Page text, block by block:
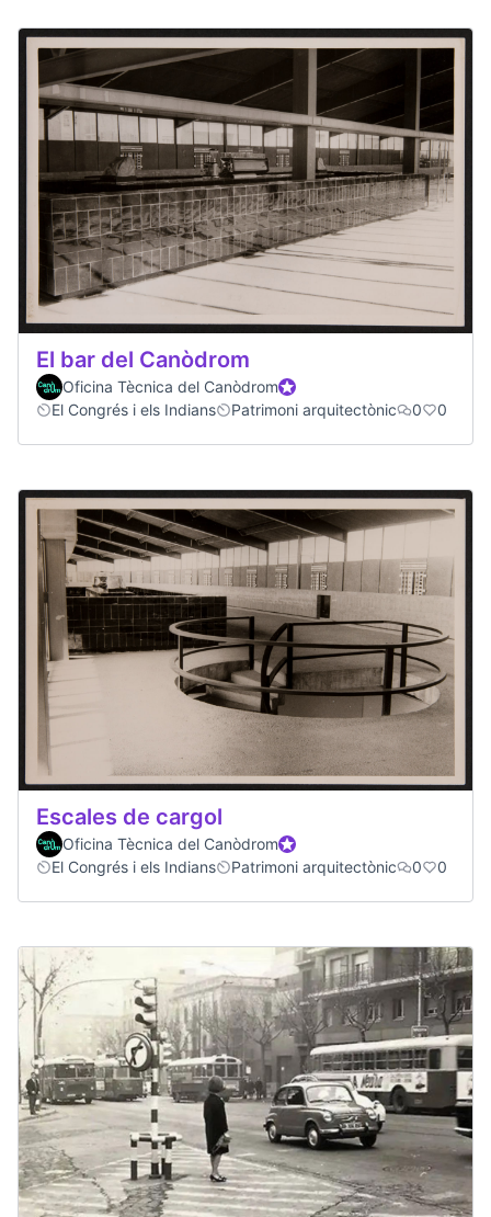
El bar del Canòdrom
Oficina Tècnica del CanòdromParticipant oficial
El Congrés i els Indians
Patrimoni arquitectònic 0 0
Escales de cargol
Oficina Tècnica del CanòdromParticipant oficial
El Congrés i els Indians
Patrimoni arquitectònic 0 0